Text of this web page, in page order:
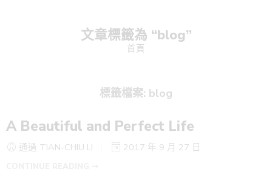
文章標籤為 “blog”
首頁
標籤檔案: blog
A Beautiful and Perfect Life
通過 TIAN-CHIU LI 2017 年 9 月 27 日